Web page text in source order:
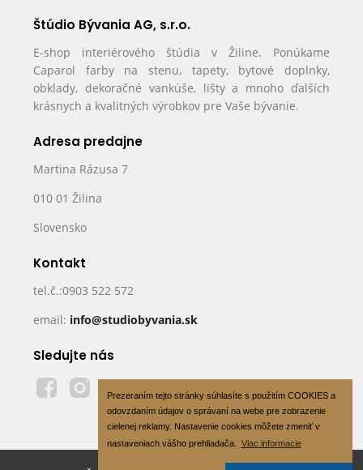
Prezeraním tejto stránky súhlasíte s použitím COOKIES a
odovzdaním údajov o správaní na webe pre zobrazenie
cielenej reklamy. Nastavenie cookies môžete zmeniť v
nastaveniach vášho prehliadača.
Viac informacie
Štúdio Bývania AG, s.r.o.
E-shop interiérového štúdia v Žiline. Ponúkame
Caparol farby na stenu, tapety, bytové doplnky,
obklady, dekoračné vankúše, lišty a mnoho ďalších
krásnych a kvalitných výrobkov pre Vaše bývanie.
Adresa predajne
Martina Rázusa 7
010 01 Žilina
Slovensko
Kontakt
tel.č.:0903 522 572
email: info@studiobyvania.sk
Sledujte nás